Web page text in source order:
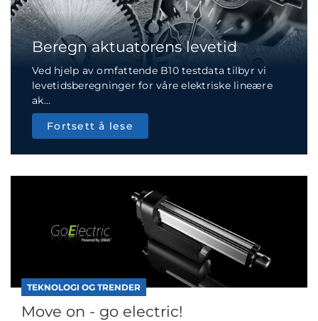
Beregn aktuatorens levetid
Ved hjelp av omfattende B10 testdata tilbyr vi
levetidsberegninger for våre elektriske lineære
ak...
Fortsett å lese
TEKNOLOGI OG TRENDER
Move on - go electric!